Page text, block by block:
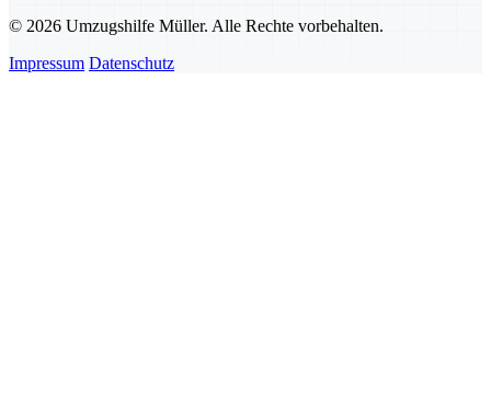
© 2026 Umzugshilfe Müller. Alle Rechte vorbehalten.
Impressum Datenschutz